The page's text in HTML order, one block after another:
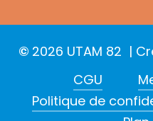
© 2026 UTAM 82 |
CGU
Politique de